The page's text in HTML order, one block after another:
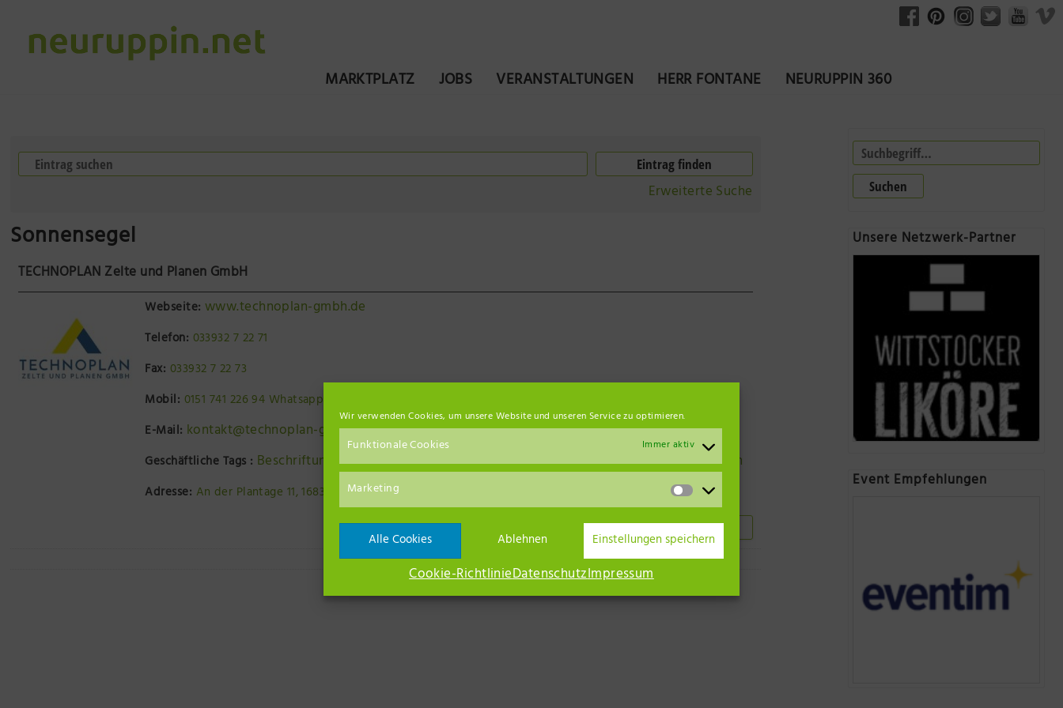
Wir verwenden Cookies, um unsere Website und unseren Service zu optimieren.
Funktionale Cookies Immer aktiv
Marketing
Alle Cookies Ablehnen Einstellungen speichern
Cookie-RichtlinieDatenschutzImpressum
MARKTPLATZ JOBS VERANSTALTUNGEN HERR FONTANE NEURUPPIN 360
Erweiterte Suche
Sonnensegel
TECHNOPLAN Zelte und Planen GmbH
Webseite: www.technoplan-gmbh.de
Telefon: 033932 7 22 71
Fax: 033932 7 22 73
Mobil: 0151 741 226 94 Whatsapp
E-Mail: kontakt@technoplan-gmbh.de
Geschäftliche Tags : Beschriftung von Planen,Bootsplanen,Planenstoffe,Sonnensegel,Werbeplanen
Adresse: An der Plantage 11, 16833 Fehrbellin
Anschauen
Suchen
Unsere Netzwerk-Partner
Event Empfehlungen